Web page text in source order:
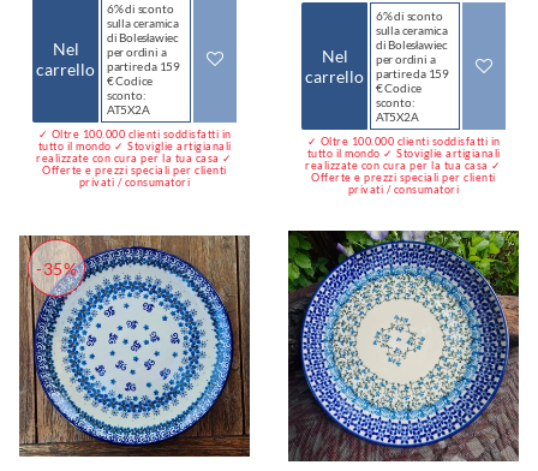
Nel
carrello
6% di sconto
sulla ceramica
di Bolesławiec
per ordini a
partire da 159
€ Codice
sconto:
AT5X2A
✓ Oltre 100.000 clienti soddisfatti in
tutto il mondo ✓ Stoviglie artigianali
realizzate con cura per la tua casa ✓
Offerte e prezzi speciali per clienti
privati / consumatori
Nel
carrello
6% di sconto
sulla ceramica
di Bolesławiec
per ordini a
partire da 159
€ Codice
sconto:
AT5X2A
✓ Oltre 100.000 clienti soddisfatti in
tutto il mondo ✓ Stoviglie artigianali
realizzate con cura per la tua casa ✓
Offerte e prezzi speciali per clienti
privati / consumatori
-35%